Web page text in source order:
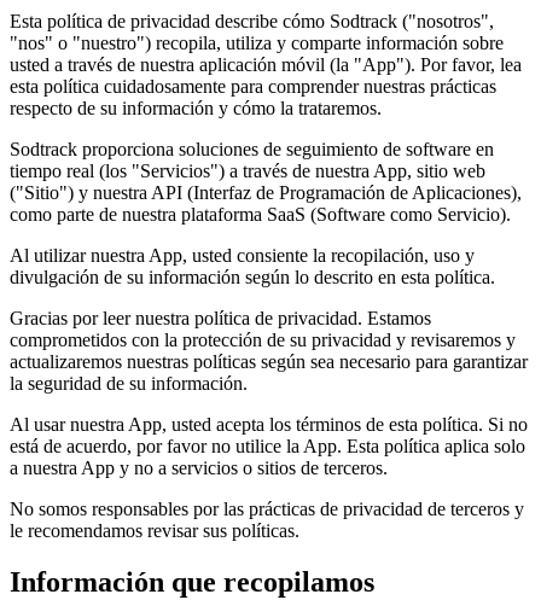
Esta política de privacidad describe cómo Sodtrack ("nosotros",
"nos" o "nuestro") recopila, utiliza y comparte información sobre
usted a través de nuestra aplicación móvil (la "App"). Por favor, lea
esta política cuidadosamente para comprender nuestras prácticas
respecto de su información y cómo la trataremos.
Sodtrack proporciona soluciones de seguimiento de software en
tiempo real (los "Servicios") a través de nuestra App, sitio web
("Sitio") y nuestra API (Interfaz de Programación de Aplicaciones),
como parte de nuestra plataforma SaaS (Software como Servicio).
Al utilizar nuestra App, usted consiente la recopilación, uso y
divulgación de su información según lo descrito en esta política.
Gracias por leer nuestra política de privacidad. Estamos
comprometidos con la protección de su privacidad y revisaremos y
actualizaremos nuestras políticas según sea necesario para garantizar
la seguridad de su información.
Al usar nuestra App, usted acepta los términos de esta política. Si no
está de acuerdo, por favor no utilice la App. Esta política aplica solo
a nuestra App y no a servicios o sitios de terceros.
No somos responsables por las prácticas de privacidad de terceros y
le recomendamos revisar sus políticas.
Información que recopilamos